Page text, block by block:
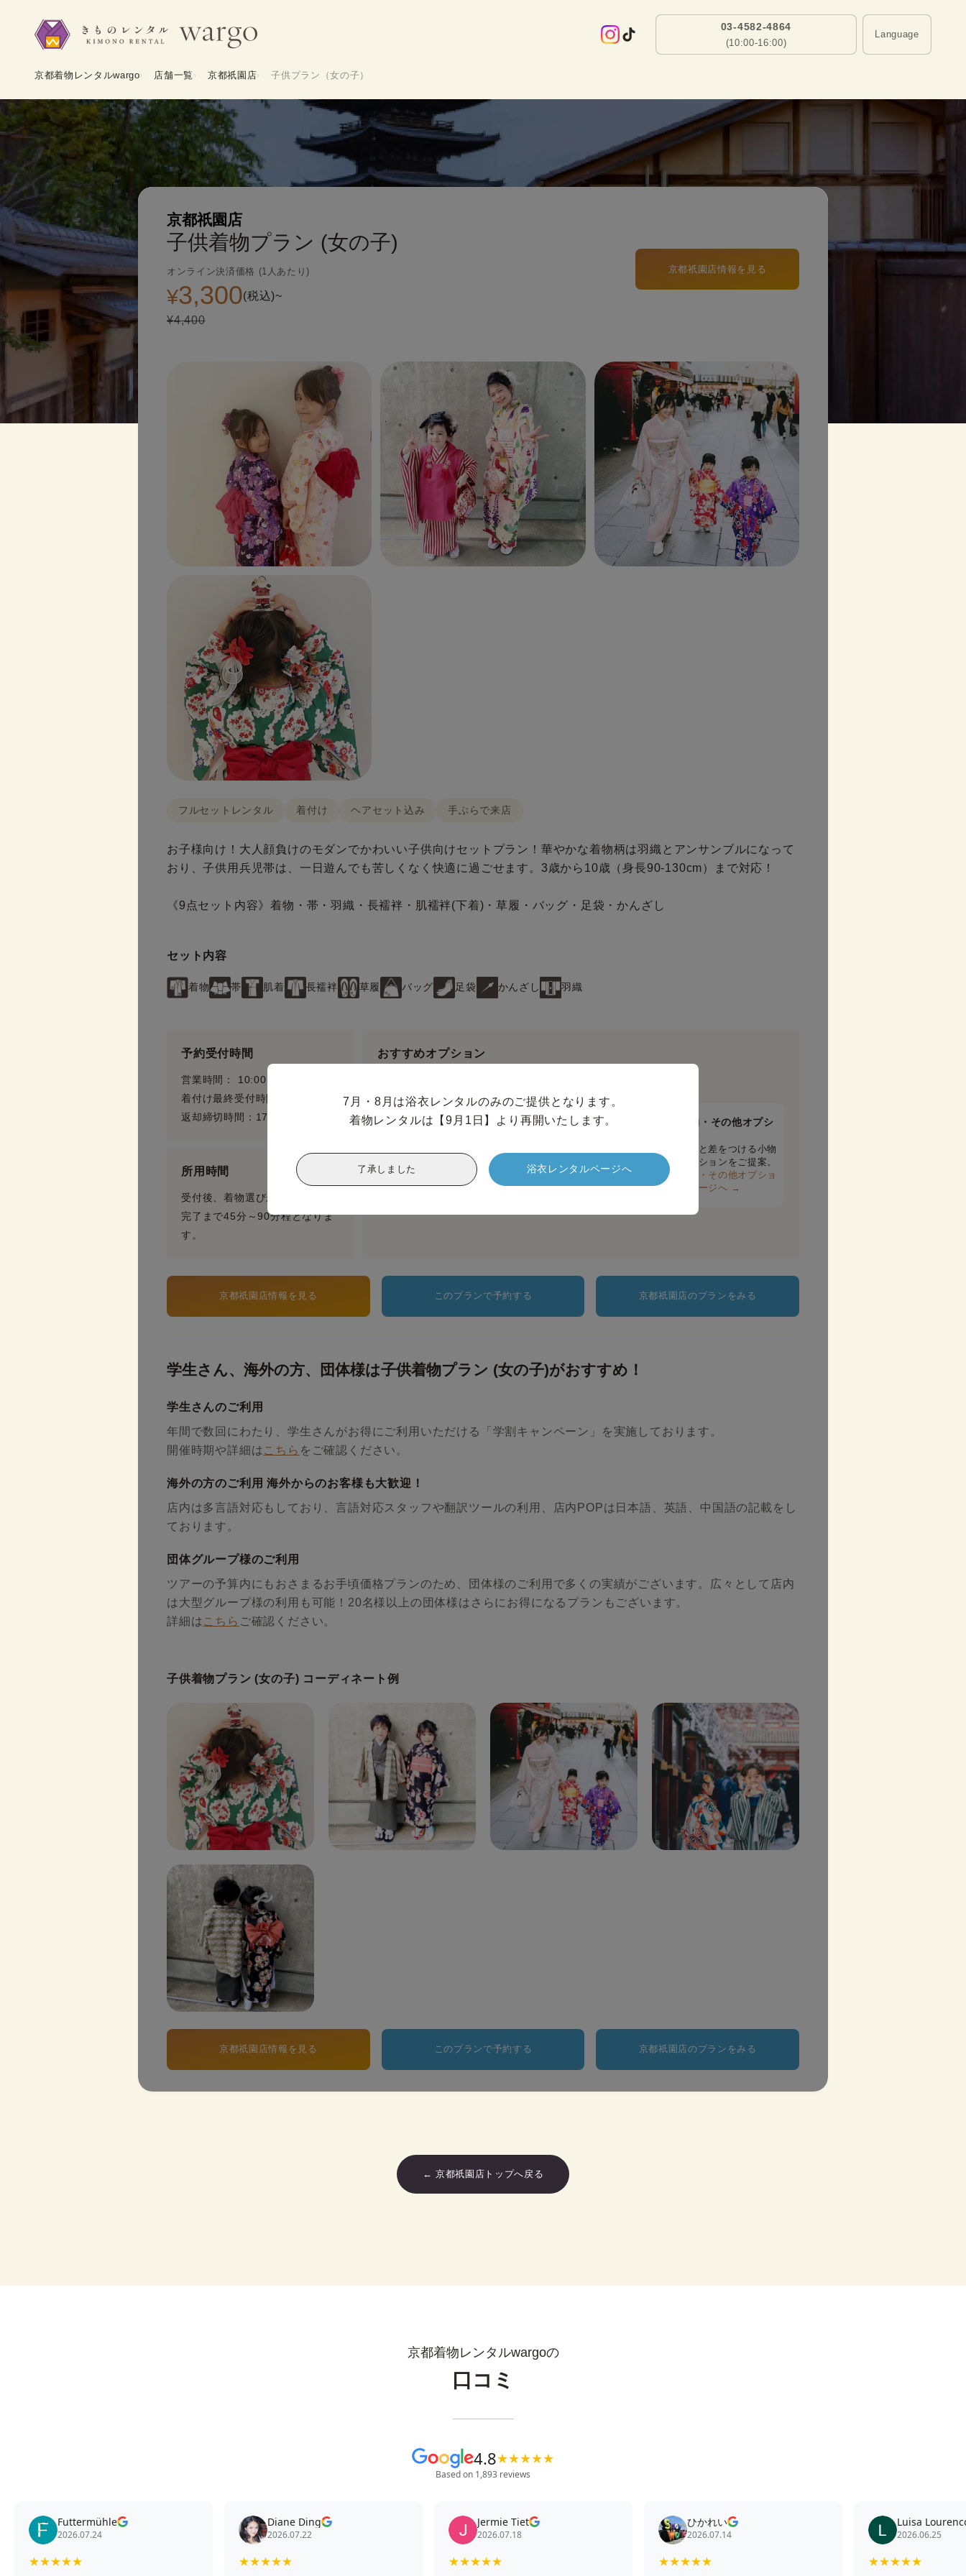
03-4582-4864
(10:00-16:00)
Language
京都着物レンタルwargo 店舗一覧 京都祇園店 子供プラン（女の子）
7月・8月は浴衣レンタルのみのご提供となります。
着物レンタルは【9月1日】より再開いたします。
了承しました 浴衣レンタルページへ
子供着物プラン (女の子)
京都祇園店
オンライン決済価格 (1人あたり)
¥3,300(税込)~
¥4,400
京都祇園店情報を見る
フルセットレンタル 着付け ヘアセット込み 手ぶらで来店
お子様向け！大人顔負けのモダンでかわいい子供向けセットプラン！華やかな着物柄は羽織とアンサンブルになって
おり、子供用兵児帯は、一日遊んでも苦しくなく快適に過ごせます。3歳から10歳（身長90-130cm）まで対応！
《9点セット内容》着物・帯・羽織・長襦袢・肌襦袢(下着)・草履・バッグ・足袋・かんざし
セット内容
着物 帯 肌着 長襦袢 草履 バッグ 足袋 かんざし 羽織
予約受付時間
営業時間： 10:00 〜 17:30
着付け最終受付時間：15:30
返却締切時間：17:30
所用時間
受付後、着物選びからお着付け
完了まで45分～90分程となりま
す。
おすすめオプション
ヘアセットオプショ
トをご提案。
ヘアセットページへ
小物・その他オプシ
周りと差をつける小物
オプションをご提案。
小物・その他オプショ
ンページへ →
京都祇園店情報を見る このプランで予約する 京都祇園店のプランをみる
学生さん、海外の方、団体様は子供着物プラン (女の子)がおすすめ！
学生さんのご利用
年間で数回にわたり、学生さんがお得にご利用いただける「学割キャンペーン」を実施しております。
開催時期や詳細は こちら をご確認ください。
海外の方のご利用 海外からのお客様も大歓迎！
店内は多言語対応もしており、言語対応スタッフや翻訳ツールの利用、店内POPは日本語、英語、中国語の記載をし
ております。
団体グループ様のご利用
ツアーの予算内にもおさまるお手頃価格プランのため、団体様のご利用で多くの実績がございます。広々として店内
は大型グループ様の利用も可能！20名様以上の団体様はさらにお得になるプランもございます。
詳細は こちら ご確認ください。
子供着物プラン (女の子) コーディネート例
京都祇園店情報を見る このプランで予約する 京都祇園店のプランをみる
← 京都祇園店トップへ戻る
京都着物レンタルwargoの
口コミ
4.8★★★★★
Based on 1,893 reviews
Futtermühle
2026.07.24
★★★★★
Diane Ding
2026.07.22
★★★★★
Jermie Tiet
2026.07.18
★★★★★
ひかれい
2026.07.14
★★★★★
Luisa
2026.06.25
★★★★★